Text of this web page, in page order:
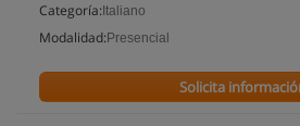
Categoría: Italiano
Modalidad: Presencial
Solicita